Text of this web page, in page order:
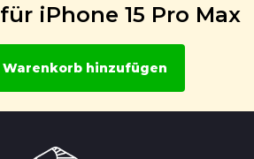
iPhone 15 Pro Max
Warenkorb hinzufügen